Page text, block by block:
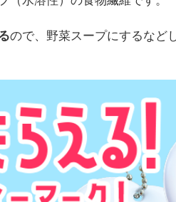
ので、野菜スープにするなど